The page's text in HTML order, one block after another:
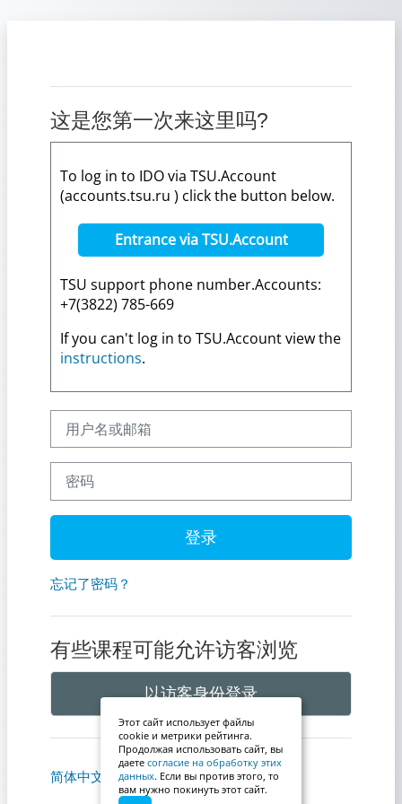
这是您第一次来这里吗?
To log in to IDO via TSU.Account
(accounts.tsu.ru ) click the button below.
Entrance via TSU.Account
TSU support phone number.Accounts:
+7(3822) 785-669
If you can't log in to TSU.Account view the
instructions.
用户名或邮箱
密码
登录
忘记了密码？
有些课程可能允许访客浏览
以访客身份登录
简体中文 ‎(zh_cn)‎ Cookie通告
Этот сайт использует файлы
cookie и метрики рейтинга.
Продолжая использовать сайт, вы
даете согласие на обработку этих
данных. Если вы против этого, то
вам нужно покинуть этот сайт.